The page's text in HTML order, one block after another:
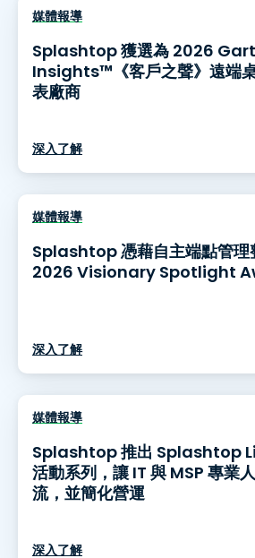
媒體報導
Splashtop 獲選為 2026
Insights™《客戶之聲》遠端
表廠商
深入了解
媒體報導
Splashtop 憑藉自主端點管理
2026 Visionary Spotlight
深入了解
媒體報導
Splashtop 推出 Splashtop
活動系列，讓 IT 與 MSP 專業
流，並簡化營運
深入了解